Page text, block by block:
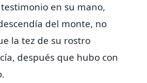
en su mano,
del monte, no
la tez de su rostro
después que hubo con